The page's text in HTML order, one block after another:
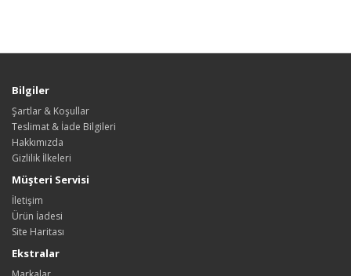
Bilgiler
Şartlar & Koşullar
Teslimat & İade Bilgileri
Hakkımızda
Gizlilik İlkeleri
Müşteri Servisi
İletişim
Ürün İadesi
Site Haritası
Ekstralar